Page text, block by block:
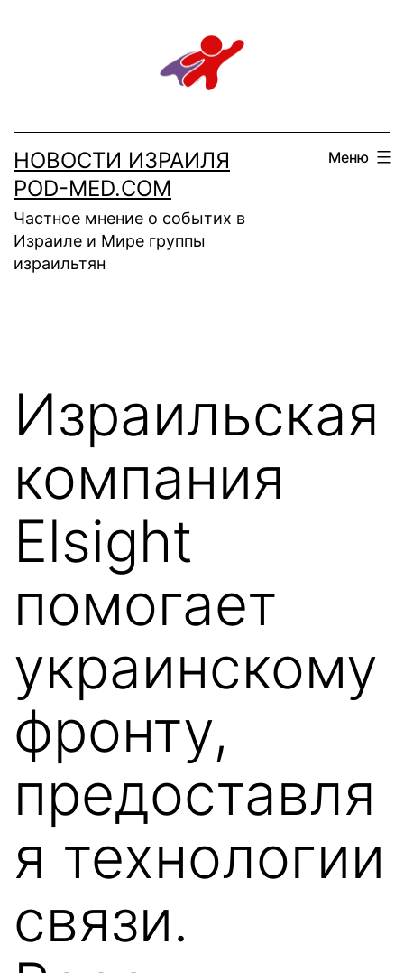
НОВОСТИ ИЗРАИЛЯ
POD-MED.COM
Частное мнение о событих в
Израиле и Мире группы
израильтян
Меню
Израильская
компания
Elsight
помогает
украинскому
фронту,
предоставля
я технологии
связи.